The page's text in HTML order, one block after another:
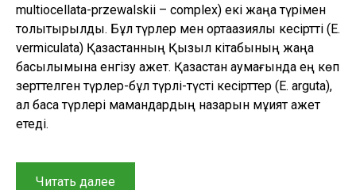
multiocellata-przewalskii – complex) екі жаңа түрімен
толықтырылды. Бұл түрлер мен ортаазиялық кесіртті (E.
vermiculata) Қазақстанның Қызыл кітабының жаңа
басылымына енгізу қажет. Қазақстан аумағында ең көп
зерттелген түрлер-бұл түрлі-түсті кесірттер (E. arguta),
ал басқа түрлері мамандардың назарын мұқият қажет
етеді.
Читать далее